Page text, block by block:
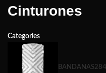
Cinturones
Categories
BANDANAS